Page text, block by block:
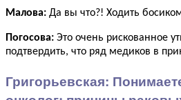
Малова: Да вы что?! Ходить
Погосова: Это очень рискованное
подтвердить, что ряд медиков в
Григорьевская: